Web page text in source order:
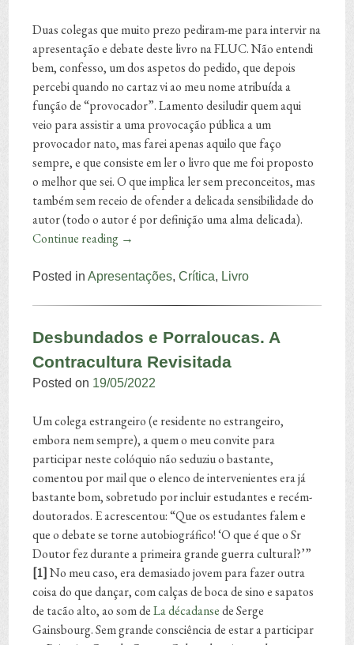
Duas colegas que muito prezo pediram-me para intervir na
apresentação e debate deste livro na FLUC. Não entendi
bem, confesso, um dos aspetos do pedido, que depois
percebi quando no cartaz vi ao meu nome atribuída a
função de “provocador”. Lamento desiludir quem aqui
veio para assistir a uma provocação pública a um
provocador nato, mas farei apenas aquilo que faço
sempre, e que consiste em ler o livro que me foi proposto
o melhor que sei. O que implica ler sem preconceitos, mas
também sem receio de ofender a delicada sensibilidade do
autor (todo o autor é por definição uma alma delicada).
Continue reading →
Posted inApresentações,Crítica, Livro
Desbundados e Porraloucas. A
Contracultura Revisitada
Posted on 19/05/2022
Um colega estrangeiro (e residente no estrangeiro,
embora nem sempre), a quem o meu convite para
participar neste colóquio não seduziu o bastante,
comentou por mail que o elenco de intervenientes era já
bastante bom, sobretudo por incluir estudantes e recém-
doutorados. E acrescentou: “Que os estudantes falem e
que o debate se torne autobiográfico! ‘O que é que o Sr
Doutor fez durante a primeira grande guerra cultural?’”
[1]No meu caso, era demasiado jovem para fazer outra
coisa do que dançar, com calças de boca de sino e sapatos
de tacão alto, ao som deLa décadansede Serge
Gainsbourg. Sem grande consciência de estar a participar